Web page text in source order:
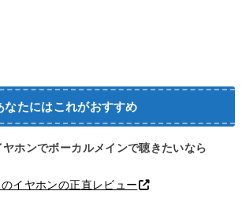
なたにはこれがおすすめ
ヤホンでボーカルメインで聴きたいなら
のイヤホンの正直レビュー